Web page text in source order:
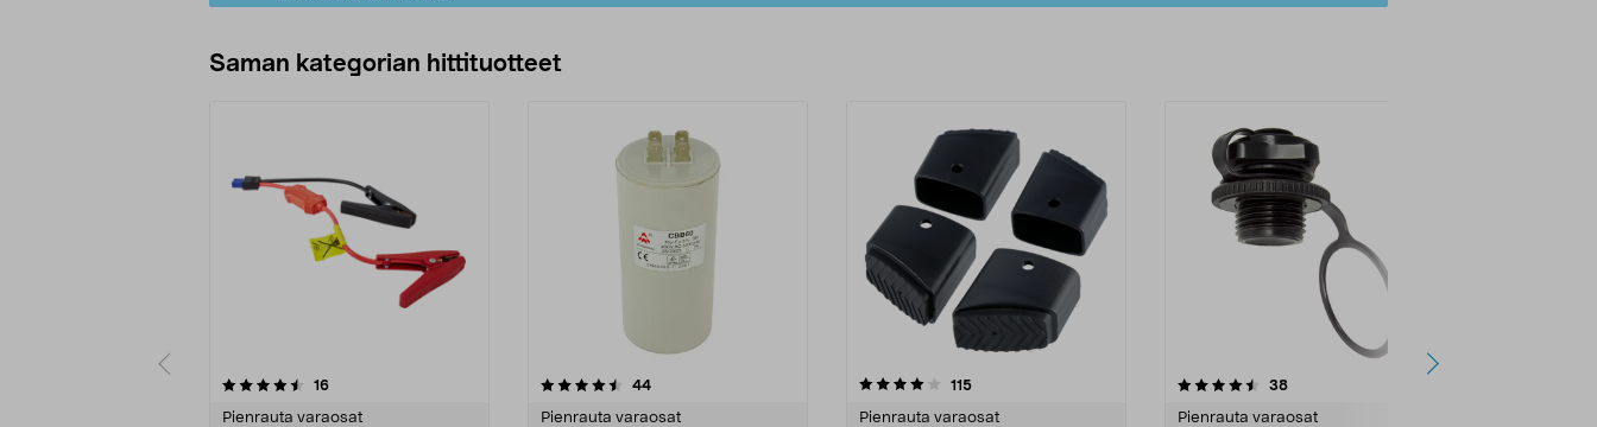
Saman kategorian hittituotteet
16arvostelut
Pienrauta varaosat
4.5 viidestä
44arvostelut
Pienrauta varaosat
4.0 viidestä
115arvostelut
Pienrauta varaosat
4.5 viidestä
38arvostelut
Pienrauta varaosat
4.5 viidestä